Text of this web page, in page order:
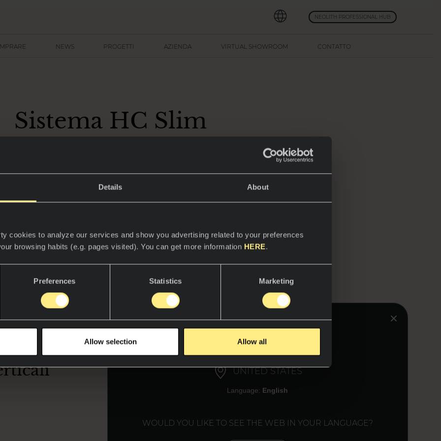
Details About
cookies to analyze our services and show you advertising related to your preferences
browsing habits (e.g. pages visited). You can get more information HERE.
Preferences Statistics Marketing
Allow selection Allow all
NEOLITH PROFESSIONAL HUB
NEWS PROGETTI AZIENDA VIRTUAL SHOWROOM CONTATTO
UNITED STATES
Language: English
WOULD YOU LIKE TO SEE THE WEB IN YOUR LANGUAGE?
Sistema HC Slim
chimico non regolabile
è progettata per il rivestimento di pareti interne ed esterne con lastre
tra i pannelli, o che siano di rinforzo intermedio.
(22 mm) che il sistema richiede, è ideale per il rivestimento di pareti interne